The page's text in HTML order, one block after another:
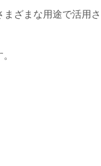
ざまな用途で活用